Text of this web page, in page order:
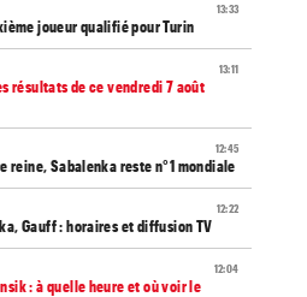
13:33
joueur qualifié pour Turin
13:11
résultats de ce vendredi 7 août
12:45
reine, Sabalenka reste n°1 mondiale
12:22
Gauff : horaires et diffusion TV
12:04
: à quelle heure et où voir le